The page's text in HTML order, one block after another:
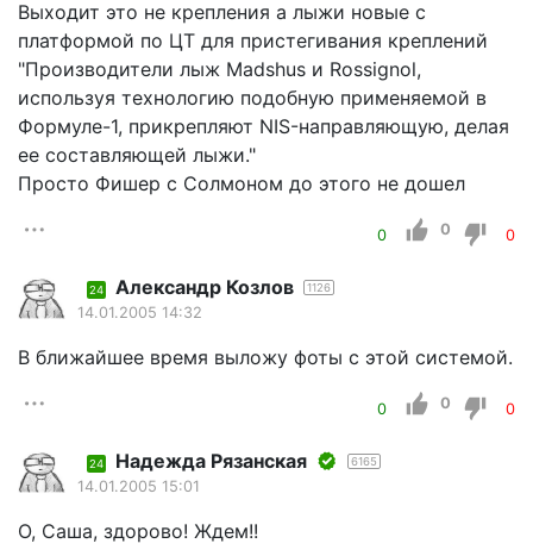
Выходит это не крепления а лыжи новые с
платформой по ЦТ для пристегивания креплений
"Производители лыж Madshus и Rossignol,
используя технологию подобную применяемой в
Формуле-1, прикрепляют NIS-направляющую, делая
ее составляющей лыжи."
Просто Фишер с Солмоном до этого не дошел
0 0 0
24 Александр Козлов 1126
14.01.2005 14:32
В ближайшее время выложу фоты с этой системой.
0 0 0
24 Надежда Рязанская 6165
14.01.2005 15:01
О, Саша, здорово! Ждем!!